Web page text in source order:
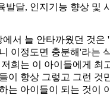
발달, 인지기능 향상 및
에서 늘 안타까웠던 것은
이정도면 충분해'라는
희는 이 아이들에게 최
이 항상 그렇고 그런 것
는 아이들이 되는 것이